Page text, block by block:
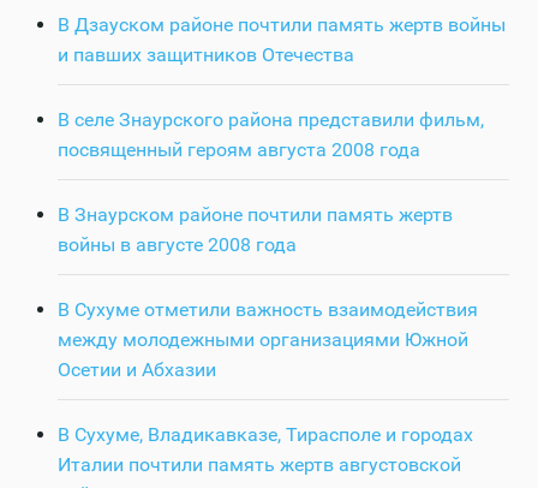
В Дзауском районе почтили память жертв войны
и павших защитников Отечества
В селе Знаурского района представили фильм,
посвященный героям августа 2008 года
В Знаурском районе почтили память жертв
войны в августе 2008 года
В Сухуме отметили важность взаимодействия
между молодежными организациями Южной
Осетии и Абхазии
В Сухуме, Владикавказе, Тирасполе и городах
Италии почтили память жертв августовской